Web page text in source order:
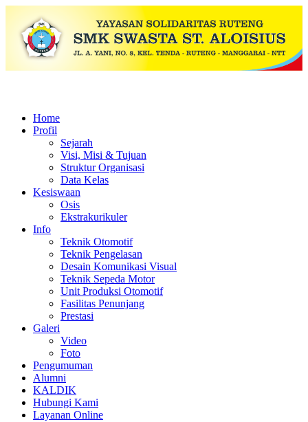
Home
Profil
Sejarah
Visi, Misi & Tujuan
Struktur Organisasi
Data Kelas
Kesiswaan
Osis
Ekstrakurikuler
Info
Teknik Otomotif
Teknik Pengelasan
Desain Komunikasi Visual
Teknik Sepeda Motor
Unit Produksi Otomotif
Fasilitas Penunjang
Prestasi
Galeri
Video
Foto
Pengumuman
Alumni
KALDIK
Hubungi Kami
Layanan Online